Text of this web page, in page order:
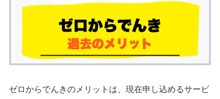
ゼロからでんきのメリットは、現在申し込めるサービ